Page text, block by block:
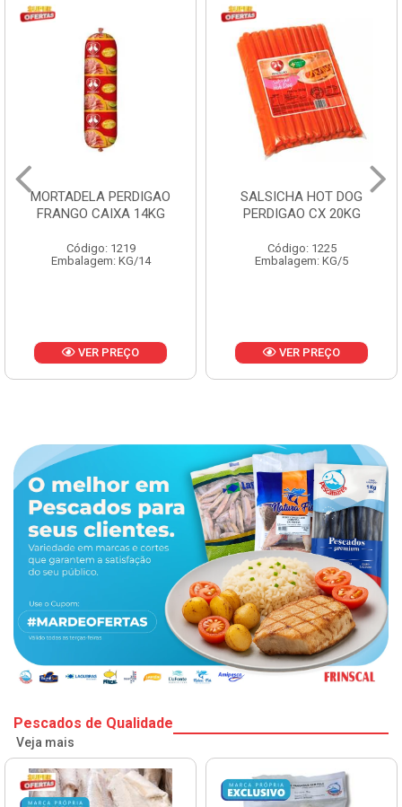
MORTADELA PERDIGAO
FRANGO CAIXA 14KG
Código: 1219
Embalagem: KG/14
VER PREÇO
SALSICHA HOT DOG
PERDIGAO CX 20KG
Código: 1225
Embalagem: KG/5
VER PREÇO
Pescados de Qualidade
Veja mais